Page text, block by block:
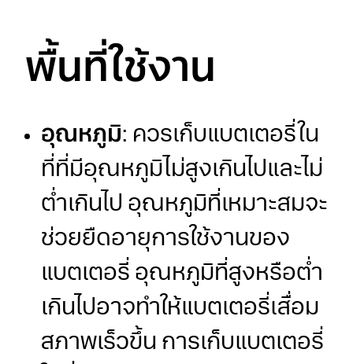
พื้นที่ใช้งาน
อุณหภูมิ: ควรเก็บแบตเตอรี่ใน
ที่ที่มีอุณหภูมิไม่สูงเกินไปและไม่
ต่ำเกินไป อุณหภูมิที่เหมาะสมจะ
ช่วยยืดอายุการใช้งานของ
แบตเตอรี่ อุณหภูมิที่สูงหรือต่ำ
เกินไปอาจทำให้แบตเตอรี่เสื่อม
สภาพเร็วขึ้น การเก็บแบตเตอรี่